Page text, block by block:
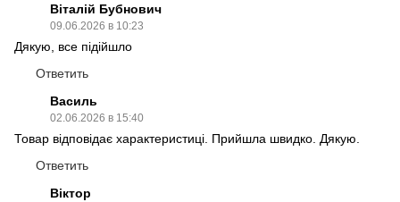
Віталій Бубнович
09.06.2026 в 10:23
Дякую, все підійшло
Ответить
Василь
02.06.2026 в 15:40
Товар відповідає характеристиці. Прийшла швидко. Дякую.
Ответить
Віктор